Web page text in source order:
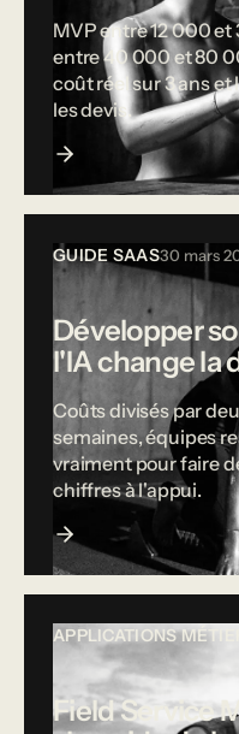
MVP entre 12 000
entre 40 000 et 80
coût réel sur 3 ans
les devis.
GUIDE SAAS30 mars
Développer
l'IA change la
Coûts divisés par
semaines, équipes
vraiment pour faire
chiffres à l'appui.
APPLICATIONS MÉTIER
Field Service